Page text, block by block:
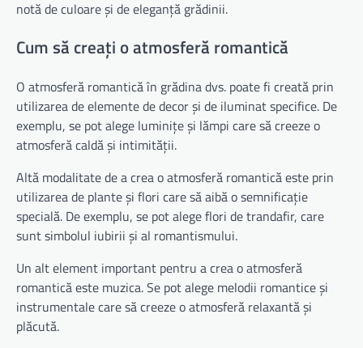
notă de culoare și de eleganță grădinii.
Cum să creați o atmosferă romantică
O atmosferă romantică în grădina dvs. poate fi creată prin
utilizarea de elemente de decor și de iluminat specifice. De
exemplu, se pot alege luminițe și lămpi care să creeze o
atmosferă caldă și intimității.
Altă modalitate de a crea o atmosferă romantică este prin
utilizarea de plante și flori care să aibă o semnificație
specială. De exemplu, se pot alege flori de trandafir, care
sunt simbolul iubirii și al romantismului.
Un alt element important pentru a crea o atmosferă
romantică este muzica. Se pot alege melodii romantice și
instrumentale care să creeze o atmosferă relaxantă și
plăcută.